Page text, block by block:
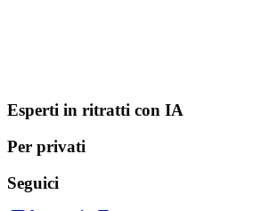
Esperti in ritratti con IA
Per privati
Seguici